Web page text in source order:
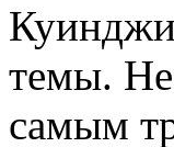
темы. Не
самым